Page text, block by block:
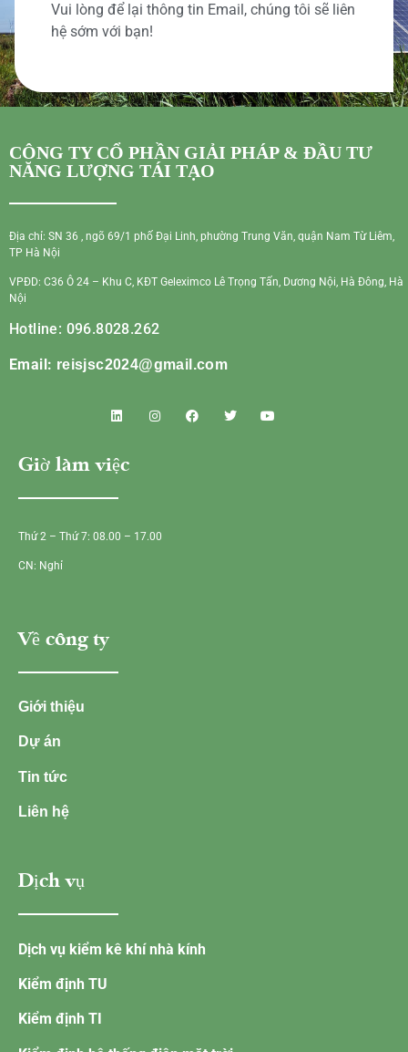
Vui lòng để lại thông tin Email, chúng tôi sẽ liên
hệ sớm với bạn!
CÔNG TY CỔ PHẦN GIẢI PHÁP & ĐẦU TƯ
NĂNG LƯỢNG TÁI TẠO
Địa chỉ: SN 36 , ngõ 69/1 phố Đại Linh, phường Trung Văn, quận Nam Từ Liêm,
TP Hà Nội
VPĐD: C36 Ô 24 – Khu C, KĐT Geleximco Lê Trọng Tấn, Dương Nội, Hà Đông, Hà
Nội
Hotline: 096.8028.262
Email: reisjsc2024@gmail.com
Giờ làm việc
Thứ 2 – Thứ 7: 08.00 – 17.00
CN: Nghỉ
Về công ty
Giới thiệu
Dự án
Tin tức
Liên hệ
Dịch vụ
Dịch vụ kiểm kê khí nhà kính
Kiểm định TU
Kiểm định TI